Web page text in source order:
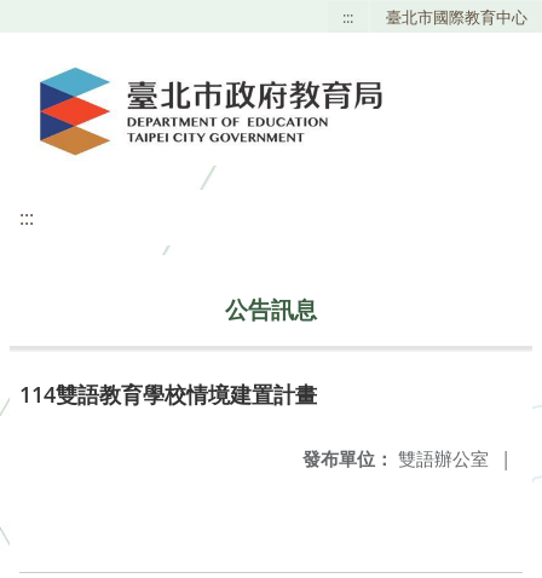
::: 臺北市國際教育中心
:::
公告訊息
114雙語教育學校情境建置計畫
發布單位： 雙語辦公室 |